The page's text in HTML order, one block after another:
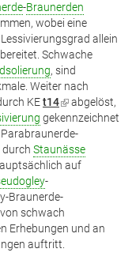
-Braunerden
wobei eine
allein
Schwache
, sind
Weiter nach
KEt14(Link
ist
extern)
abgelöst,
gekennzeichnet
durch Staunässe
auf
-
Braunerde-
schwach
Erhebungen und an
auftritt.